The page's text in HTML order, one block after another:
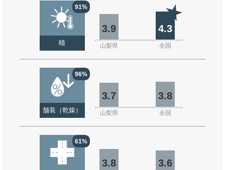
91%
晴
3.9 4.3
山梨県 全国
96%
舗装（乾燥）
3.7 3.8
山梨県 全国
61%
3.8 3.6